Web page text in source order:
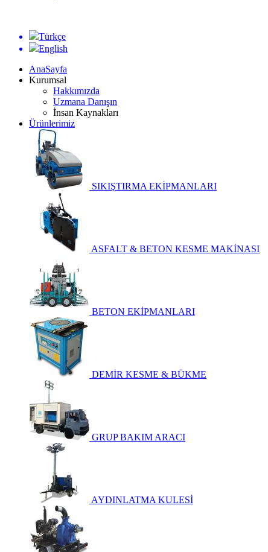
Türkçe
English
AnaSayfa
Kurumsal
Hakkımızda
Uzmana Danışın
İnsan Kaynakları
Ürünlerimiz
SIKIŞTIRMA EKİPMANLARI
ASFALT & BETON KESME MAKİNASI
BETON EKİPMANLARI
DEMİR KESME & BÜKME
GRUP BAKIM ARACI
AYDINLATMA KULESİ